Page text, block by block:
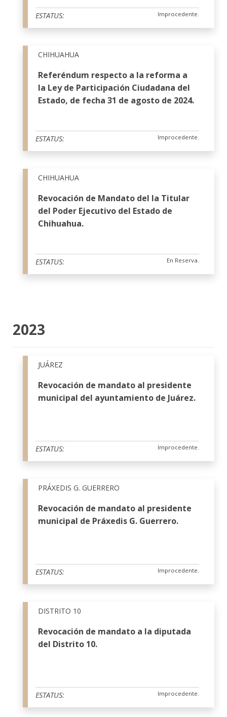
ESTATUS: Improcedente.
CHIHUAHUA
Referéndum respecto a la reforma a
la Ley de Participación Ciudadana del
Estado, de fecha 31 de agosto de 2024.
ESTATUS: Improcedente.
CHIHUAHUA
Revocación de Mandato del la Titular
del Poder Ejecutivo del Estado de
Chihuahua.
ESTATUS: En Reserva.
2023
JUÁREZ
Revocación de mandato al presidente
municipal del ayuntamiento de Juárez.
ESTATUS: Improcedente.
PRÁXEDIS G. GUERRERO
Revocación de mandato al presidente
municipal de Práxedis G. Guerrero.
ESTATUS: Improcedente.
DISTRITO 10
Revocación de mandato a la diputada
del Distrito 10.
ESTATUS: Improcedente.